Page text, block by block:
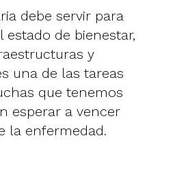
debe servir para
estado de bienestar,
y
una de las tareas
que tenemos
esperar a vencer
la enfermedad.